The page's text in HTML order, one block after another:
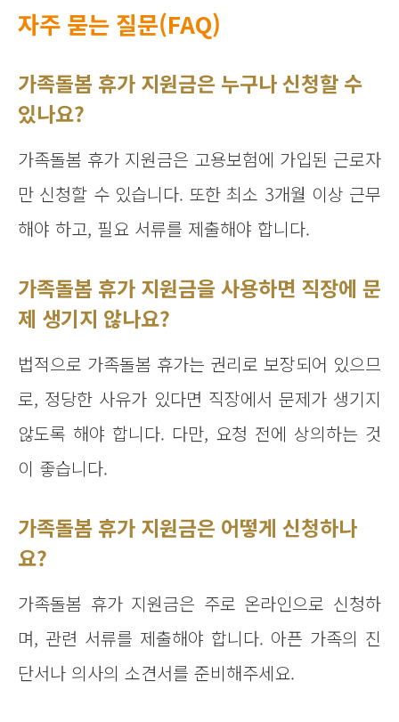
자주 묻는 질문(FAQ)
가족돌봄 휴가 지원금은 누구나 신청할 수
있나요?
가족돌봄 휴가 지원금은 고용보험에 가입된 근로자
만 신청할 수 있습니다. 또한 최소 3개월 이상 근무
해야 하고, 필요 서류를 제출해야 합니다.
가족돌봄 휴가 지원금을 사용하면 직장에 문
제 생기지 않나요?
법적으로 가족돌봄 휴가는 권리로 보장되어 있으므
로, 정당한 사유가 있다면 직장에서 문제가 생기지
않도록 해야 합니다. 다만, 요청 전에 상의하는 것
이 좋습니다.
가족돌봄 휴가 지원금은 어떻게 신청하나
요?
가족돌봄 휴가 지원금은 주로 온라인으로 신청하
며, 관련 서류를 제출해야 합니다. 아픈 가족의 진
단서나 의사의 소견서를 준비해주세요.